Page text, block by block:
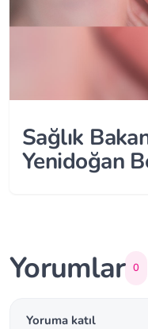
Sağlık
Yenidoğan
Yorumlar 0
Yoruma katıl